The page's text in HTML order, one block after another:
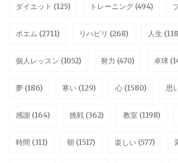
ダイエット (125) トレーニング (494)
ポエム (2711) リハビリ (268) 人生
個人レッスン (1052) 努力 (470) 卓球
夢 (186) 寒い (129) 心 (1580) 思
感謝 (164) 挑戦 (362) 教室 (1198)
時間 (311) 朝 (1517) 楽しい (577)